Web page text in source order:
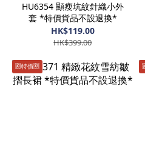
HU6354 顯瘦坑紋針織小外
套 *特價貨品不設退換*
HK$119.00
HK$399.00
🈹️特價🈹️